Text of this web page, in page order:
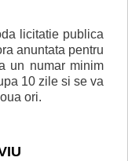
licitatie publica
anuntata pentru
un numar minim
10 zile si se va
ori.